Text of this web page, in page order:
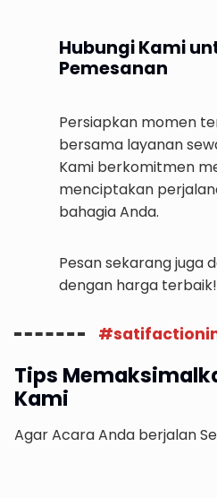
Hubungi Kami
Pemesanan
Persiapkan momen
bersama layanan
Kami berkomitmen
menciptakan
bahagia Anda.
Pesan sekarang juga
dengan harga terbaik!
Tips
Kami
Agar Acara Anda berjalan